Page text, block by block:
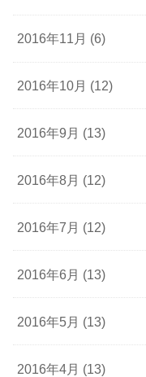
2016年11月 (6)
2016年10月 (12)
2016年9月 (13)
2016年8月 (12)
2016年7月 (12)
2016年6月 (13)
2016年5月 (13)
2016年4月 (13)